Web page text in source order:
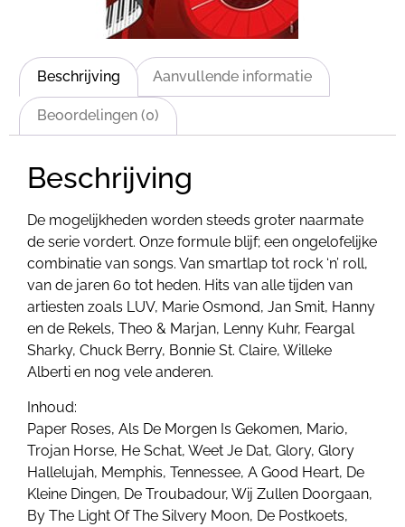
Beschrijving Aanvullende informatie
Beoordelingen (0)
Beschrijving
De mogelijkheden worden steeds groter naarmate
de serie vordert. Onze formule blijf; een ongelofelijke
combinatie van songs. Van smartlap tot rock ‘n’ roll,
van de jaren 60 tot heden. Hits van alle tijden van
artiesten zoals LUV, Marie Osmond, Jan Smit, Hanny
en de Rekels, Theo & Marjan, Lenny Kuhr, Feargal
Sharky, Chuck Berry, Bonnie St. Claire, Willeke
Alberti en nog vele anderen.
Inhoud:
Paper Roses, Als De Morgen Is Gekomen, Mario,
Trojan Horse, He Schat, Weet Je Dat, Glory, Glory
Hallelujah, Memphis, Tennessee, A Good Heart, De
Kleine Dingen, De Troubadour, Wij Zullen Doorgaan,
By The Light Of The Silvery Moon, De Postkoets,